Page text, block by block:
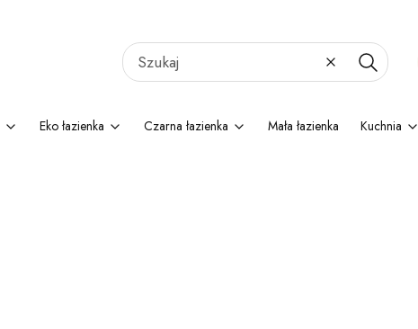
WyczyśćSzukaj
Eko łazienka Czarna łazienka Mała łazienka Kuchnia